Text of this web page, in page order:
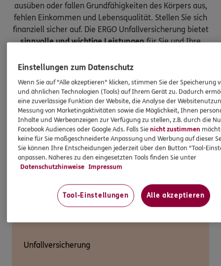
ausüben oder fallen Grundfähigkeiten des Körpers aus,
fehlen Einkommen und Lebensqualität. Stellen Sie sich
finanziell sicher auf. Die ERGO Unfallversicherung bietet
sinnvolle und wichtige Leistungenfür Sie und Ihre
Unfallversicherung
Einstellungen zum Datenschutz
Wenn Sie auf "Alle akzeptieren" klicken, stimmen Sie der Speicherung
und ähnlichen Technologien (Tools) auf Ihrem Gerät zu. Dadurch
eine zuverlässige Funktion der Website, die Analyse der
Messung von Marketingaktivitäten sowie die Möglichkeit, Ihnen
Inhalte und Werbeanzeigen zur Verfügung zu stellen, z.B. durch die
Facebook Audiences oder Google Ads. Falls Sienicht zustimmen
keine für Sie maßgeschneiderte Anpassung und Werbung auf dieser
Sie können Ihre Entscheidungen jederzeit über den Button "Tool-
anpassen. Näheres zu den eingesetzten Tools finden Sie unter
Datenschutzhinweise Impressum
Tool-Einstellungen Alle akzeptieren